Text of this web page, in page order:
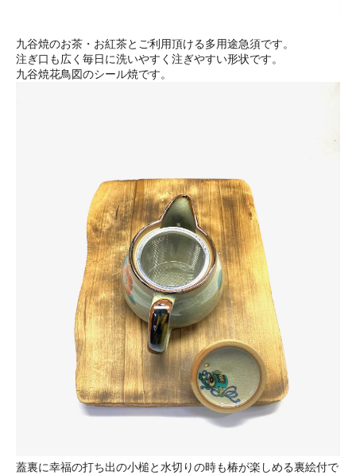
九谷焼のお茶・お紅茶とご利用頂ける多用途急須です。
注ぎ口も広く毎日に洗いやすく注ぎやすい形状です。
九谷焼花鳥図のシール焼です。
蓋裏に幸福の打ち出の小槌と水切りの時も椿が楽しめる裏絵付で